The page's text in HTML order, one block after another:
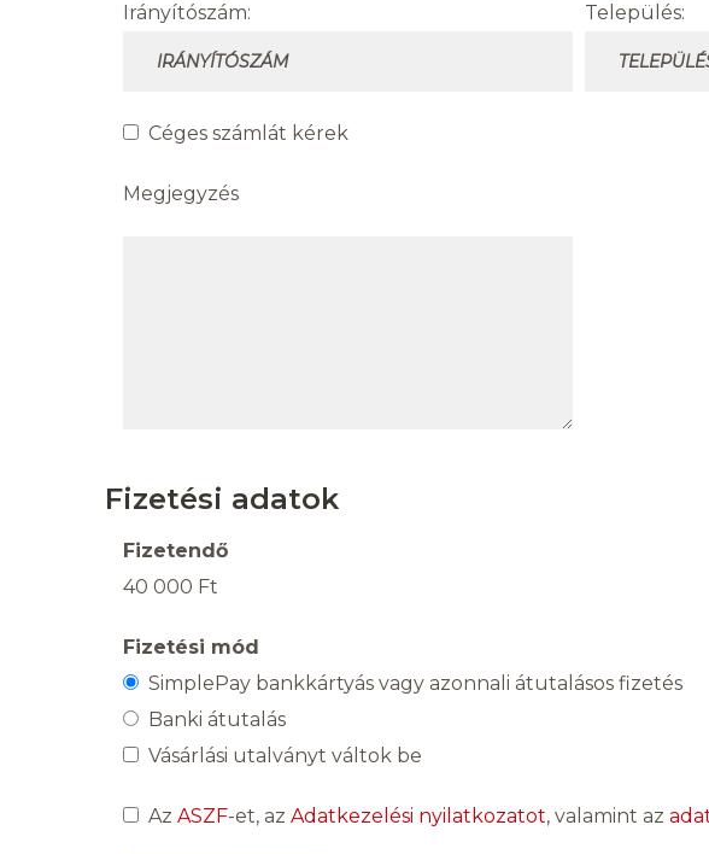
Irányítószám: Település:
Céges számlát kérek
Megjegyzés
Fizetési adatok
Fizetendő
40 000 Ft
Fizetési mód
SimplePay bankkártyás vagy azonnali átutalásos fizetés
Banki átutalás
Vásárlási utalványt váltok be
Az ASZF-et, az Adatkezelési nyilatkozatot, valamint az